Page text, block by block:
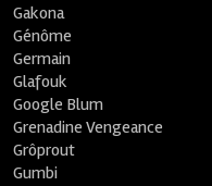
Gakona
Génôme
Germain
Glafouk
Google Blum
Grenadine Vengeance
Grôprout
Gumbi